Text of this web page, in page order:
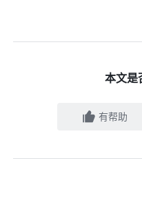
本文是
有帮助